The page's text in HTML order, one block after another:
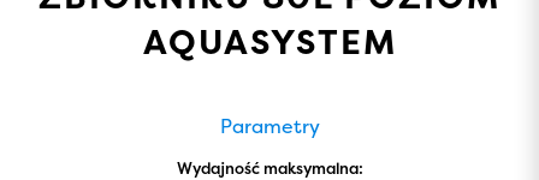
AQUASYSTEM
Parametry
Wydajność maksymalna: